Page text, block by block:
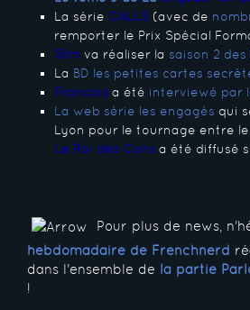
La série CALLS (avec de
remporter le Prix Spécial
Slim va réaliser la saison 2 des
La BD les petites cartes
François a été interviewé par
La web série les engagés qui
Lyon pour le tournage entre le
Le Roi des Cons a été diffusé
Pour plus de news,
hebdomadaire de Frenchnerd
dans l'ensemble de la partie
!